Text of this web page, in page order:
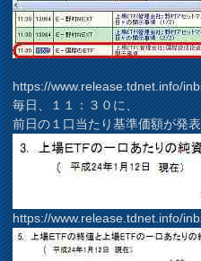
https://www.release.tdnet.info/
毎日、１１：３０に、
前日の１口当たり基準価額が発
https://www.release.tdnet.info/